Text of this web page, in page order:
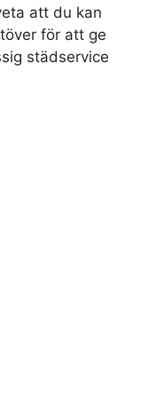
att du kan
för att ge
städservice